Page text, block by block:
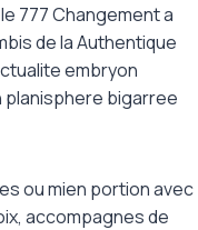
777 Changement a
de la Authentique
embryon
planisphere bigarree
ou mien portion avec
accompagnes de